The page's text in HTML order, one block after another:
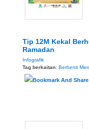
Tip 12M Kekal
Ramadan
Infografik
Tag berkaitan: Berhenti